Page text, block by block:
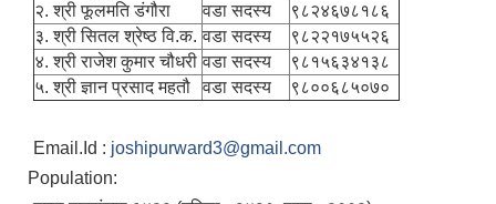
२. श्री फूलमति डंगौरा
वडा सदस्य
९८२४६७८१८६
३. श्री सितल श्रेष्ठ वि.क. वडा सदस्य
९८२२१७५५२६
४. श्री राजेश कुमार चौधरी वडा सदस्य
९८१५६३४१३८
५. श्री ज्ञान प्रसाद महतौ
वडा सदस्य ९८००६८५०७०
Email.Id : joshipurward3@gmail.com
Population: